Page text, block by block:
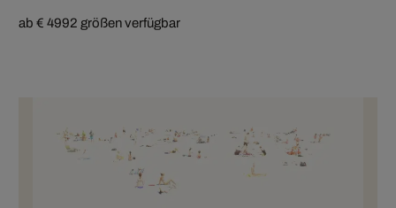
ab € 4992 größen verfügbar